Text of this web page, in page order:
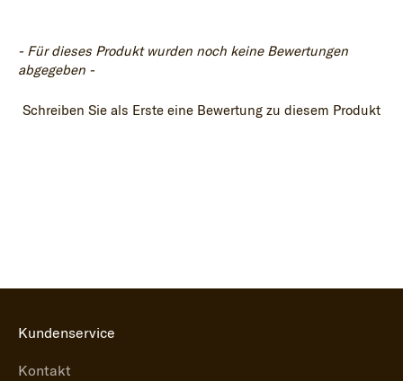
- Für dieses Produkt wurden noch keine Bewertungen
abgegeben -
Schreiben Sie als Erste eine Bewertung zu diesem Produkt
New content loaded
Kundenservice
Kontakt